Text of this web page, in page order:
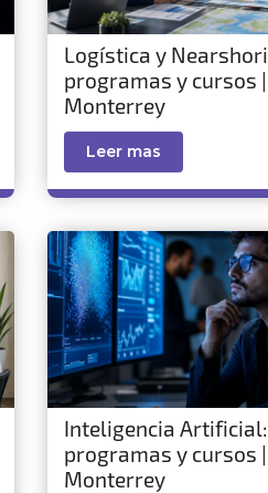
Logística y
programas y cursos |
Monterrey
Leer mas
Inteligencia
programas y cursos |
Monterrey